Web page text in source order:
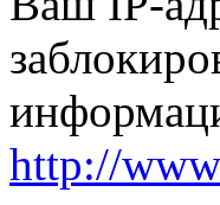
http://